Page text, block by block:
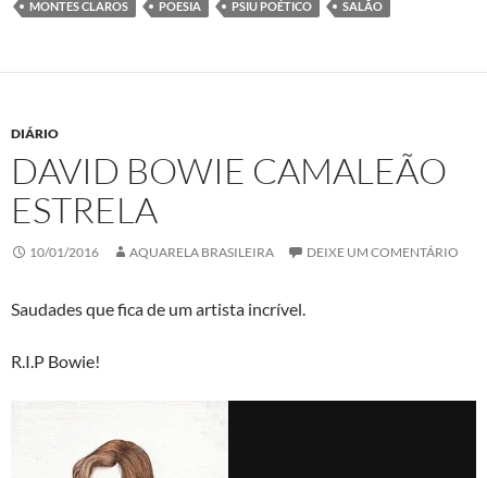
MONTES CLAROS POESIA PSIU POÉTICO SALÃO
DIÁRIO
DAVID BOWIE CAMALEÃO
ESTRELA
10/01/2016 AQUARELA BRASILEIRA DEIXE UM COMENTÁRIO
Saudades que fica de um artista incrível.
R.I.P Bowie!